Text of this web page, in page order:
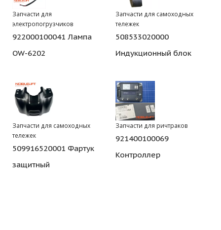
Запчасти для
электропогрузчиков
922000100041 Лампа
OW-6202
Запчасти для самоходных
тележек
508533020000
Индукционный блок
Запчасти для самоходных
тележек
509916520001 Фартук
защитный
Запчасти для ричтраков
921400100069
Контроллер